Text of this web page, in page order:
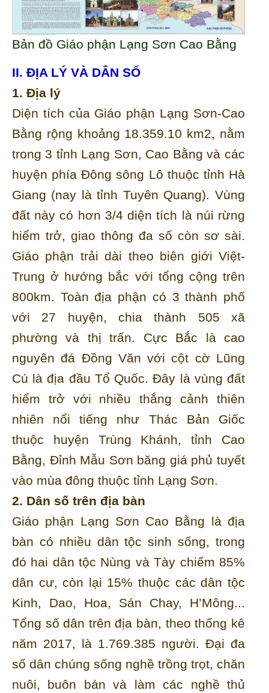
Bản đồ Giáo phận Lạng Sơn Cao Bằng
II. ĐỊA LÝ VÀ DÂN SỐ
1. Địa lý
Diện tích của Giáo phận Lạng Sơn-Cao
Bằng rộng khoảng 18.359.10 km2, nằm
trong 3 tỉnh Lạng Sơn, Cao Bằng và các
huyện phía Đông sông Lô thuộc tỉnh Hà
Giang (nay là tỉnh Tuyên Quang). Vùng
đất này có hơn 3/4 diện tích là núi rừng
hiểm trở, giao thông đa số còn sơ sài.
Giáo phận trải dài theo biên giới Việt-
Trung ở hướng bắc với tổng cộng trên
800km. Toàn địa phận có 3 thành phố
với 27 huyện, chia thành 505 xã
phường và thị trấn. Cực Bắc là cao
nguyên đá Đồng Văn với cột cờ Lũng
Cú là địa đầu Tổ Quốc. Đây là vùng đất
hiểm trở với nhiều thắng cảnh thiên
nhiên nổi tiếng như Thác Bản Giốc
thuộc huyện Trùng Khánh, tỉnh Cao
Bằng, Đỉnh Mẫu Sơn băng giá phủ tuyết
vào mùa đông thuộc tỉnh Lạng Sơn.
2. Dân số trên địa bàn
Giáo phận Lạng Sơn Cao Bằng là địa
bàn có nhiều dân tộc sinh sống, trong
đó hai dân tộc Nùng và Tày chiếm 85%
dân cư, còn lại 15% thuộc các dân tộc
Kinh, Dao, Hoa, Sán Chay, H’Mông...
Tổng số dân trên địa bàn, theo thống kê
năm 2017, là 1.769.385 người. Đại đa
số dân chúng sống nghề trồng trọt, chăn
nuôi, buôn bán và làm các nghề thủ